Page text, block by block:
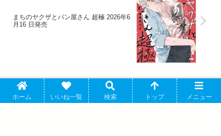
まちのヤクザとパン屋さん 超極 2026年6
月16 日発売
ホーム いいね一覧 検索 トップ メニュー